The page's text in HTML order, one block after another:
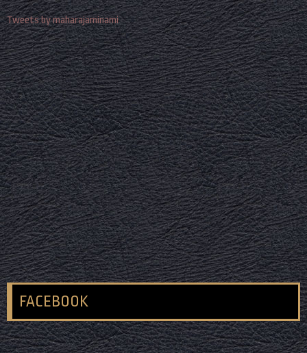
Tweets by maharajaminami
FACEBOOK